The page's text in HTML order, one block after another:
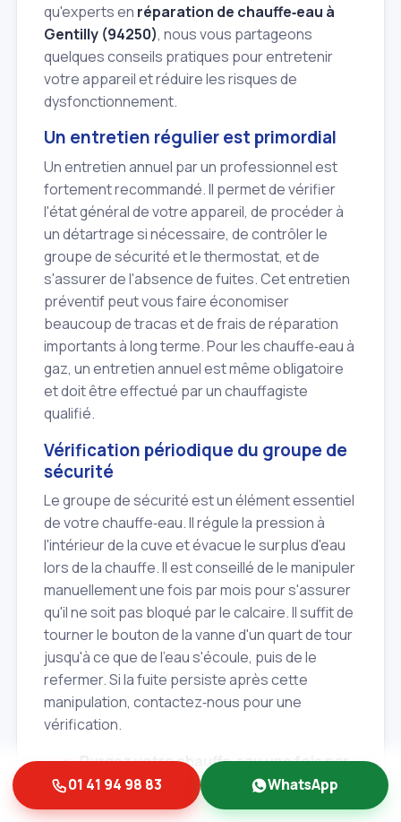
qu'experts en réparation de chauffe‑eau à
Gentilly (94250), nous vous partageons
quelques conseils pratiques pour entretenir
votre appareil et réduire les risques de
dysfonctionnement.
Un entretien régulier est primordial
Un entretien annuel par un professionnel est
fortement recommandé. Il permet de vérifier
l'état général de votre appareil, de procéder à
un détartrage si nécessaire, de contrôler le
groupe de sécurité et le thermostat, et de
s'assurer de l'absence de fuites. Cet entretien
préventif peut vous faire économiser
beaucoup de tracas et de frais de réparation
importants à long terme. Pour les chauffe‑eau à
gaz, un entretien annuel est même obligatoire
et doit être effectué par un chauffagiste
qualifié.
Vérification périodique du groupe de
sécurité
Le groupe de sécurité est un élément essentiel
de votre chauffe‑eau. Il régule la pression à
l'intérieur de la cuve et évacue le surplus d'eau
lors de la chauffe. Il est conseillé de le manipuler
manuellement une fois par mois pour s'assurer
qu'il ne soit pas bloqué par le calcaire. Il suffit de
tourner le bouton de la vanne d'un quart de tour
jusqu'à ce que de l'eau s'écoule, puis de le
refermer. Si la fuite persiste après cette
manipulation, contactez‑nous pour une
vérification.
Purgez votre chauffe‑eau une fois par
anpour éliminer les sédiments accumulés
au fond de la cuve.
01 41 94 98 83 WhatsApp